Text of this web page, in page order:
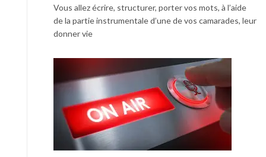
Vous allez écrire, structurer, porter vos mots, à l’aide
de la partie instrumentale d’une de vos camarades, leur
donner vie